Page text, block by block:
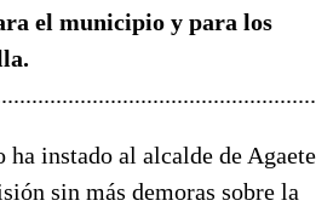
el municipio y para los
instado al alcalde de Agaete
sin más demoras sobre la